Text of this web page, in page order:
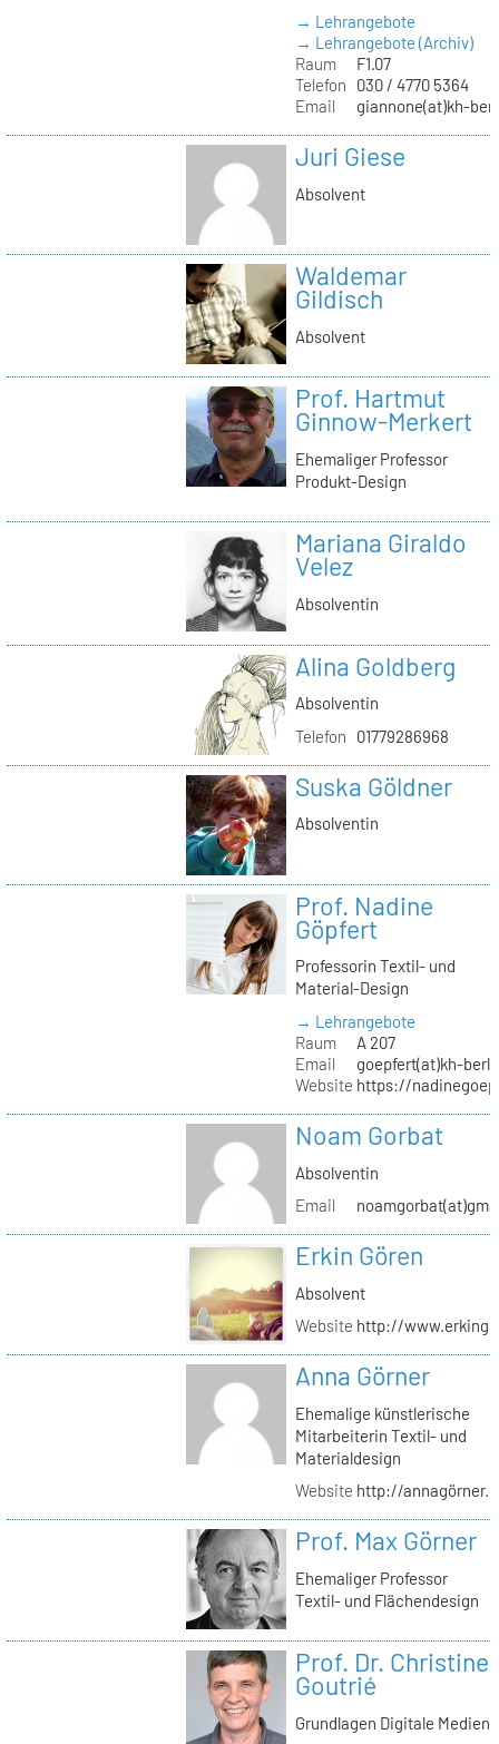
→ Lehrangebote
→ Lehrangebote (Archiv)
Raum
F1.07
Telefon
030 / 4770 5364
Email
giannone(at)kh-
Juri Giese
Absolvent
Waldemar
Gildisch
Absolvent
Prof. Hartmut
Ginnow-Merkert
Ehemaliger Professor
Produkt-Design
Mariana Giraldo
Velez
Absolventin
Alina Goldberg
Absolventin
Telefon
01779286968
Suska Göldner
Absolventin
Prof. Nadine
Göpfert
Professorin Textil- und
Material-Design
→ Lehrangebote
Raum
A 207
Email
goepfert(at)kh-
Website https://
Noam Gorbat
Absolventin
Email
Erkin Gören
Absolvent
Website http://
Anna Görner
Ehemalige künstlerische
Mitarbeiterin Textil- und
Materialdesign
Website http://
Prof. Max Görner
Ehemaliger Professor
Textil- und Flächendesign
Prof. Dr. Christine
Goutrié
Grundlagen Digitale Medien